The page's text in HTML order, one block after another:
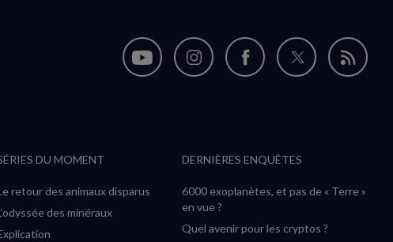
Nous
(nouvelle
fenêtre)
Nous
(nouvelle
fenêtre)
Nous
(nouvelle
fenêtre)
Nous
(nouvelle
fenêtre)
Flux
DU MOMENT
retour des animaux disparus
des minéraux
DERNIÈRES ENQUÊTES
6000 exoplanètes, et pas de « Terre »
en vue ?
Quel avenir pour les cryptos ?